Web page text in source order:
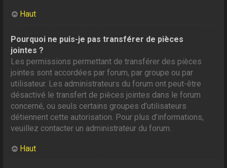
Haut
Pourquoi ne puis-je pas transférer de pièces
jointes ?
Les permissions permettant de transférer des pièces
jointes sont accordées par forum, par groupe ou par
utilisateur. Les administrateurs du forum ont peut-être
désactivé le transfert de pièces jointes dans le forum
concerné, ou seuls certains groupes d’utilisateurs
détiennent cette autorisation. Pour plus d’informations,
veuillez contacter un administrateur du forum.
Haut